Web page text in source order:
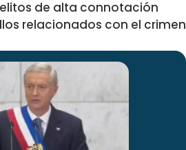
de alta connotación
relacionados con el crimen